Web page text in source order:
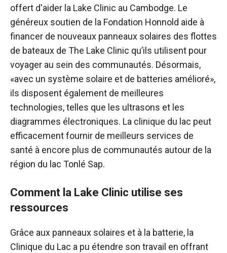
offert d'aider la Lake Clinic au Cambodge. Le
généreux soutien de la Fondation Honnold aide à
financer de nouveaux panneaux solaires des flottes
de bateaux de The Lake Clinic qu’ils utilisent pour
voyager au sein des communautés. Désormais,
«avec un système solaire et de batteries amélioré»,
ils disposent également de meilleures
technologies, telles que les ultrasons et les
diagrammes électroniques. La clinique du lac peut
efficacement fournir de meilleurs services de
santé à encore plus de communautés autour de la
région du lac Tonlé Sap.
Comment la Lake Clinic utilise ses
ressources
Grâce aux panneaux solaires et à la batterie, la
Clinique du Lac a pu étendre son travail en offrant